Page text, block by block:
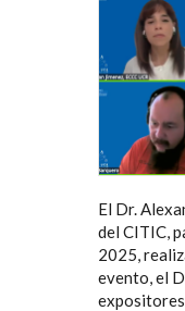
El Dr.
del CITIC,
2025,
evento, el